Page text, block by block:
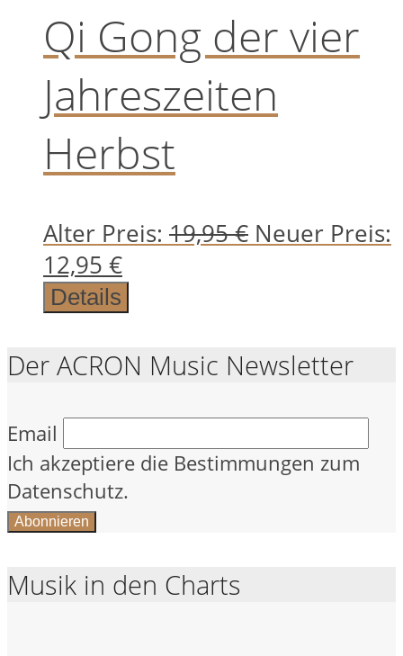
Qi Gong der vier
Jahreszeiten
Herbst
Alter Preis: 19,95€ Neuer Preis:
12,95 €Aktueller
12,95 €.
Details
Der ACRON Music Newsletter
Email
Ich akzeptiere die Bestimmungen zum
Datenschutz.
Musik in den Charts